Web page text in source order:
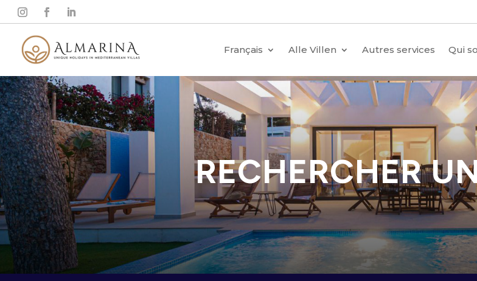
Français Alle Villen Autres services Qui
RECHERCHER